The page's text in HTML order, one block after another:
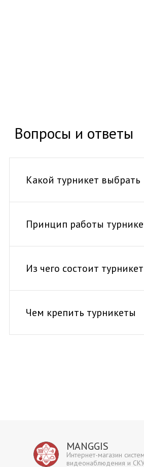
Вопросы и ответы
Какой турникет выбрать
Принцип работы
Из чего состоит турникет
Чем крепить турникеты
MANGGIS
Интернет-магазин систем
видеонаблюдения и